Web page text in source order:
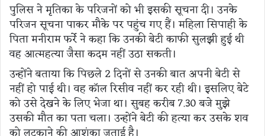
पुलिस ने मृतिका के परिजनों को भी इसकी सूचना दी। उनके
परिजन सूचना पाकर मौके पर पहुंच गए हैं। महिला सिपाही के
पिता मनीराम फर्रे ने कहा कि उनकी बेटी काफी सुलझी हुई थी
वह आत्महत्या जैसा कदम नहीं उठा सकती।
उन्होंने बताया कि पिछले 2 दिनों से उनकी बात अपनी बेटी से
नहीं हो पाई थी। वह कॉल रिसीव नहीं कर रही थी। इसलिए बेटे
को उसे देखने के लिए भेजा था। सुबह करीब 7.30 बजे मुझे
उसकी मौत का पता चला। उन्होंने बेटी की हत्या कर उसके शव